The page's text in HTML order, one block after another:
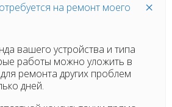
на ремонт моего
вашего устройства и типа
работы можно уложить в
ремонта других проблем
дней.